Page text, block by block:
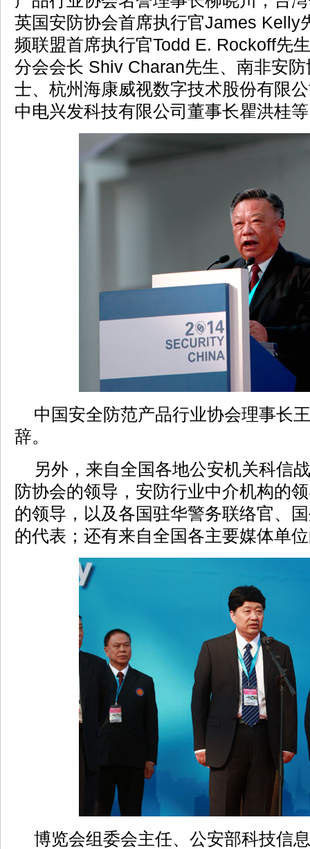
英国安防协会首席执行官James Kelly
频联盟首席执行官Todd E. Rockoff先
分会会长 Shiv Charan先生、南非安
士、杭州海康威视数字技术股份有限
中电兴发科技有限公司董事长瞿洪桂
中国安全防范产品行业协会理事长
辞。
另外，来自全国各地公安机关科信
防协会的领导，安防行业中介机构的
的领导，以及各国驻华警务联络官、
的代表；还有来自全国各主要媒体单
博览会组委会主任、公安部科技信